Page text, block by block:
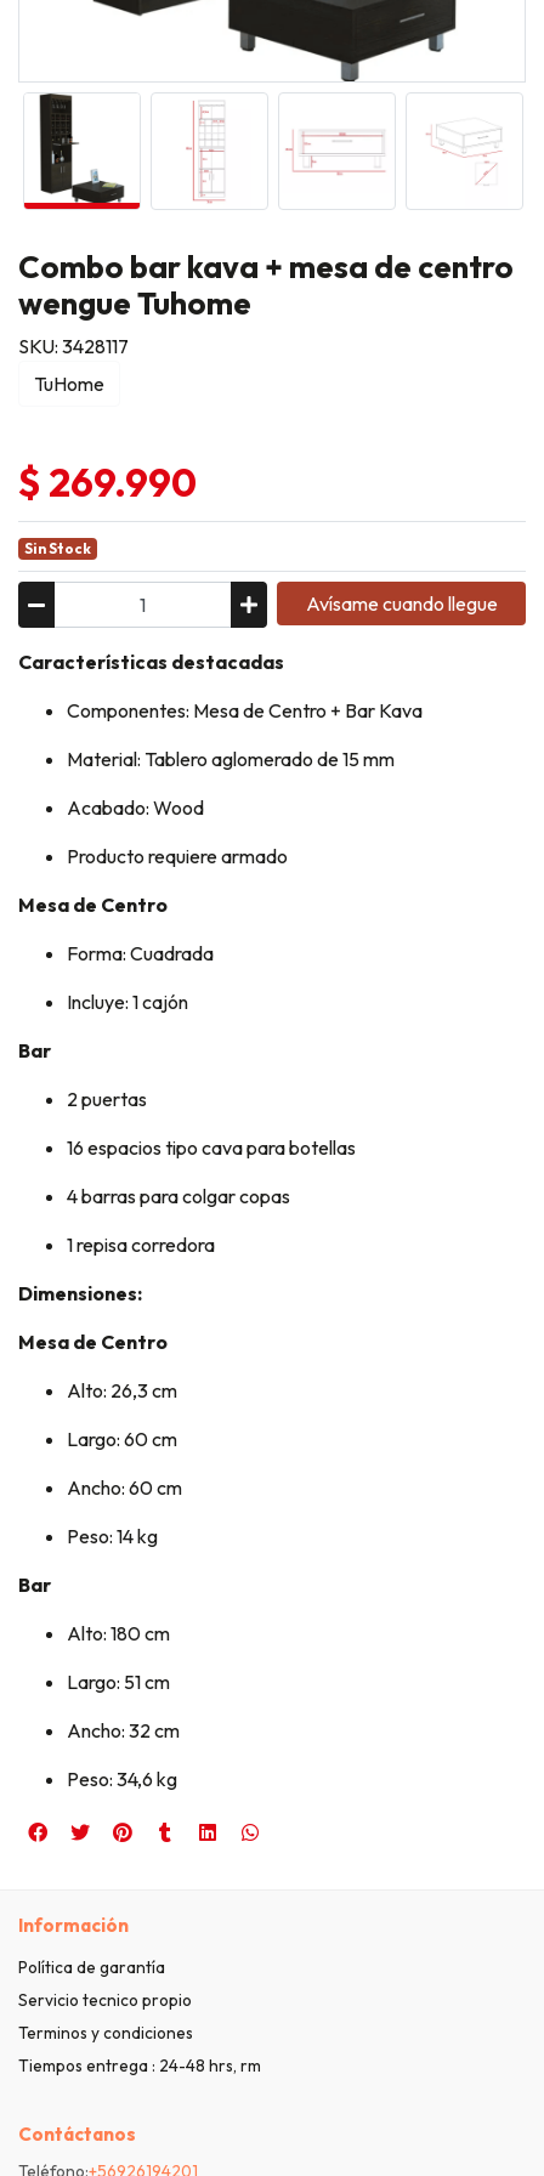
Combo bar kava + mesa de centro
wengue Tuhome
SKU: 3428117
TuHome
$ 269.990
Sin Stock
Avísame cuando llegue
Características destacadas
Componentes: Mesa de Centro + Bar Kava
Material: Tablero aglomerado de 15 mm
Acabado: Wood
Producto requiere armado
Mesa de Centro
Forma: Cuadrada
Incluye: 1 cajón
Bar
2 puertas
16 espacios tipo cava para botellas
4 barras para colgar copas
1 repisa corredora
Dimensiones:
Mesa de Centro
Alto: 26,3 cm
Largo: 60 cm
Ancho: 60 cm
Peso: 14 kg
Bar
Alto: 180 cm
Largo: 51 cm
Ancho: 32 cm
Peso: 34,6 kg
Información
Política de garantía
Servicio tecnico propio
Terminos y condiciones
Tiempos entrega : 24-48 hrs, rm
Contáctanos
Teléfono:+56926194201